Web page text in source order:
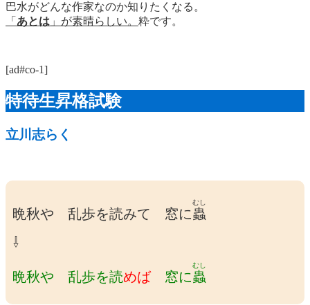
巴水がどんな作家なのか知りたくなる。
「 あとは 」が素晴らしい。 粋です。
[ad#co-1]
特待生昇格試験
立川志らく
晩秋や 乱歩を読みて 窓に蟲
むし
⇩
晩秋や 乱歩を読めば窓に蟲
むし